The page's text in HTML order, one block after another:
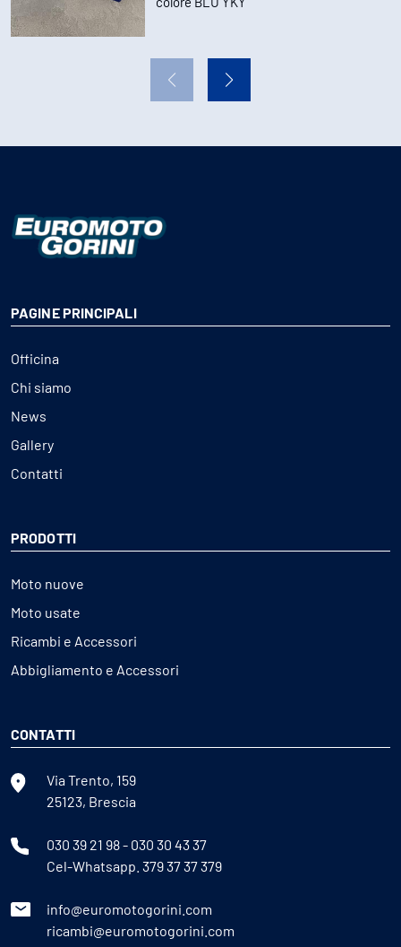
PAGINE PRINCIPALI
Officina
Chi siamo
News
Gallery
Contatti
PRODOTTI
Moto nuove
Moto usate
Ricambi e Accessori
Abbigliamento e Accessori
CONTATTI
Via Trento, 159
25123, Brescia
030 39 21 98- 030 30 43 37
Cel-Whatsapp. 379 37 37 379
info@euromotogorini.com
ricambi@euromotogorini.com